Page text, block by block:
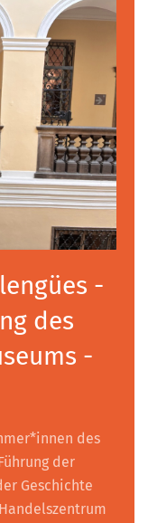
-
des
-
des
der
Geschichte